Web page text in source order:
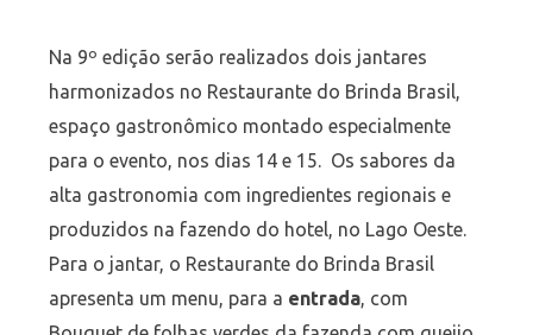
Na 9º edição serão realizados dois jantares
harmonizados no Restaurante do Brinda Brasil,
espaço gastronômico montado especialmente
para o evento, nos dias 14 e 15. Os sabores da
alta gastronomia com ingredientes regionais e
produzidos na fazendo do hotel, no Lago Oeste.
Para o jantar, o Restaurante do Brinda Brasil
apresenta um menu, para a entrada, com